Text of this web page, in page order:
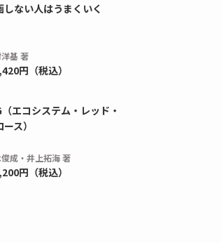
しない人はうまくいく
基 著
円（税込）
（エコシステム・レッド・
ス）
成・井上拓海 著
円（税込）